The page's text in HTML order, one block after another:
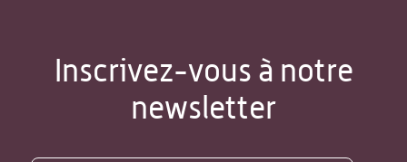
Inscrivez-vous à notre
newsletter